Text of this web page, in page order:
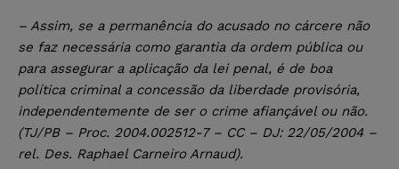
– Assim, se a permanência do acusado no cárcere não
se faz necessária como garantia da ordem pública ou
para assegurar a aplicação da lei penal, é de boa
política criminal a concessão da liberdade provisória,
independentemente de ser o crime afiançável ou não.
(TJ/PB – Proc. 2004.002512-7 – CC – DJ: 22/05/2004 –
rel. Des. Raphael Carneiro Arnaud).